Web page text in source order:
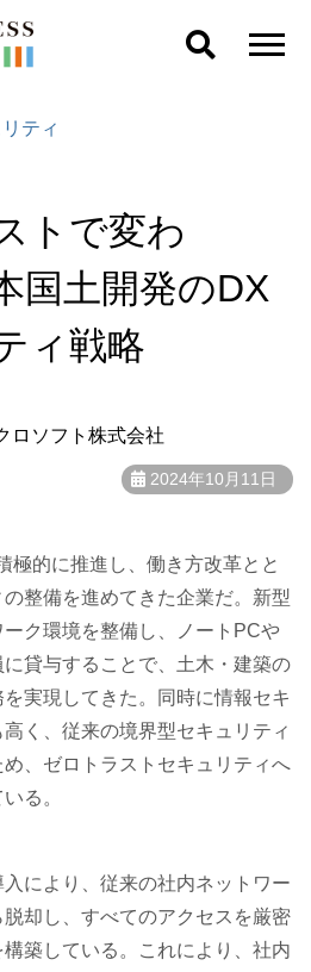
ティ
トで変わ
土開発のDX
ィ戦略
ロソフト株式会社
2024年10月11日
極的に推進し、働き方改革とと
整備を進めてきた企業だ。新型
ク環境を整備し、ノートPCや
貸与することで、土木・建築の
実現してきた。同時に情報セキ
く、従来の境界型セキュリティ
、ゼロトラストセキュリティへ
る。
により、従来の社内ネットワー
却し、すべてのアクセスを厳密
築している。これにより、社内